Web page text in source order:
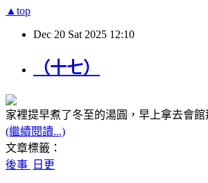
▲top
Dec 20 Sat 2025 12:10
（十七）
家裡提早煮了冬至的湯圓，早上拿去會
(繼續閱讀...)
文章標籤：
後事
日更